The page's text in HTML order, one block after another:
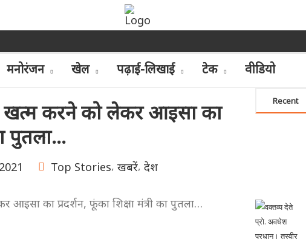
मनोरंजन खेल पढ़ाई-लिखाई टेक वीडियो
करने को लेकर आइसा का
पुतला…
Top Stories, खबरें, देश
Recent